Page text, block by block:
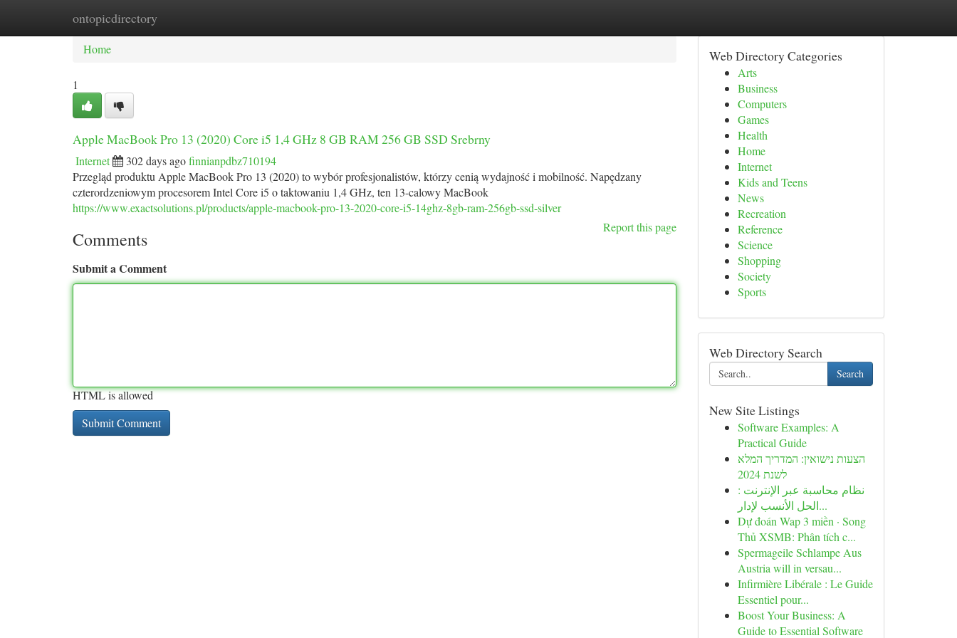
ontopicdirectory
Home New Site Listings
Home
1
Apple MacBook Pro 13 (2020) Core i5 1,4 GHz 8 GB RAM 256 GB SSD Srebrny
Internet 302 days agofinnianpdbz710194
Przegląd produktu Apple MacBook Pro 13 (2020) to wybór profesjonalistów, którzy cenią wydajność i mobilność. Napędzany
czterordzeniowym procesorem Intel Core i5 o taktowaniu 1,4 GHz, ten 13-calowy MacBook
https://www.exactsolutions.pl/products/apple-macbook-pro-13-2020-core-i5-14ghz-8gb-ram-256gb-ssd-silver
Report this page
Comments
Submit a Comment
HTML is allowed
Web Directory Categories
Arts
Business
Computers
Games
Health
Home
Internet
Kids and Teens
News
Recreation
Reference
Science
Shopping
Society
Sports
Web Directory Search
Search
New Site Listings
Software Examples: A
Practical Guide
הצעות נישואין: המדריך המלא
לשנת 2024
نظام محاسبة عبر الإنترنت :
الحل الأنسب لإدار...
Dự đoán Wap 3 miền · Song
Thủ XSMB: Phân tích c...
Spermageile Schlampe Aus
Austria will in versau...
Infirmière Libérale : Le Guide
Essentiel pour...
Boost Your Business: A
Guide to Essential Software